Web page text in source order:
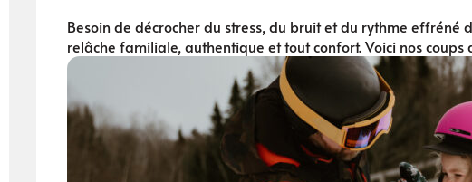
Besoin de décrocher du stress, du bruit et du rythme effréné
relâche familiale, authentique et tout confort. Voici nos